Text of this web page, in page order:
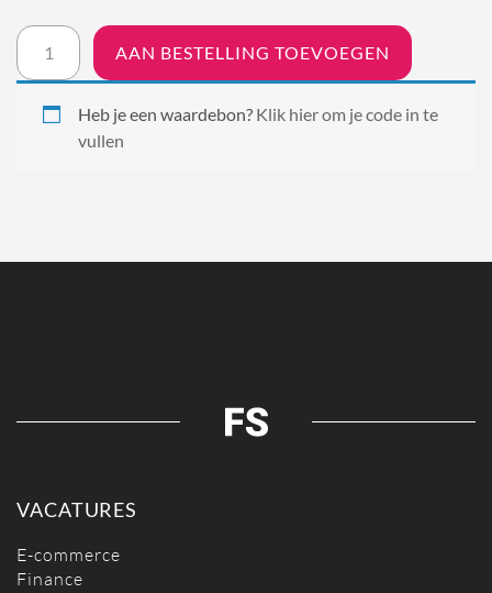
Sollicitatietraining
aantal
AAN BESTELLING TOEVOEGEN
Heb je een waardebon? Klik hier om je code in te
vullen
VACATURES
E-commerce
Finance